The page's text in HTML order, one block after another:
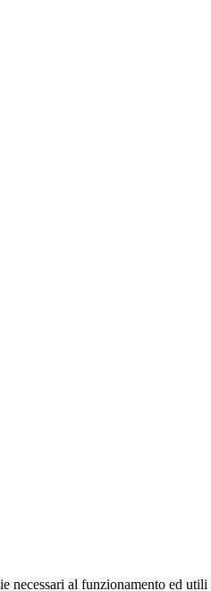
necessari al funzionamento ed